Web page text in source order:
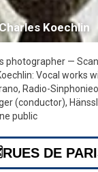
Charles Koechlin
photographer —
Vocal works
Radio-
(conductor),
public
RUES DE